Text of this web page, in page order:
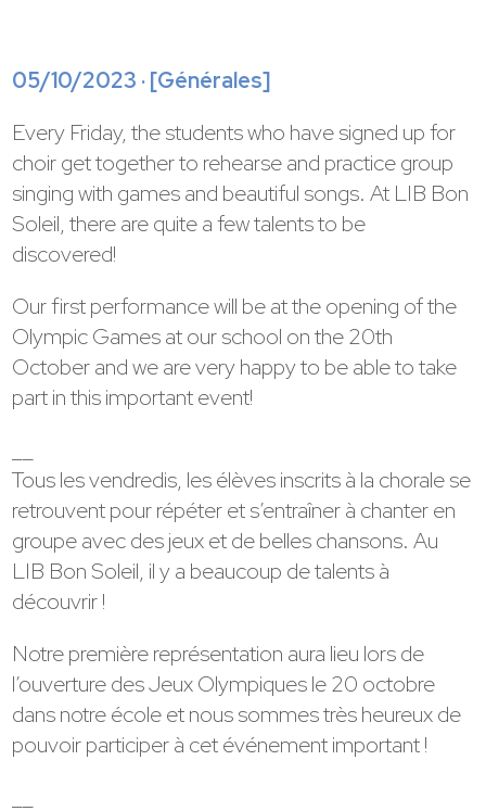
05/10/2023 · [Générales]
Every Friday, the students who have signed up for
choir get together to rehearse and practice group
singing with games and beautiful songs. At LIB Bon
Soleil, there are quite a few talents to be
discovered!
Our first performance will be at the opening of the
Olympic Games at our school on the 20th
October and we are very happy to be able to take
part in this important event!
Tous les vendredis, les élèves inscrits à la chorale se
retrouvent pour répéter et s’entraîner à chanter en
groupe avec des jeux et de belles chansons. Au
LIB Bon Soleil, il y a beaucoup de talents à
découvrir !
Notre première représentation aura lieu lors de
l’ouverture des Jeux Olympiques le 20 octobre
dans notre école et nous sommes très heureux de
pouvoir participer à cet événement important !